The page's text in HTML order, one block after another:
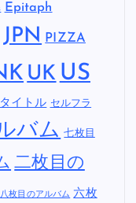
Epitaph
JPN PIZZA
UK US
イトル セルフラ
バム 七枚目
二枚目の
八枚目のアルバム 六枚